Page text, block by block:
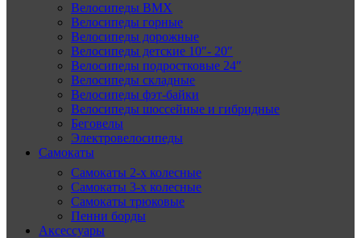
Велосипеды BMX
Велосипеды горные
Велосипеды дорожные
Велосипеды детские 10″- 20″
Велосипеды подростковые 24″
Велосипеды складные
Велосипеды фэт-байки
Велосипеды шоссейные и гибридные
Беговелы
Электровелосипеды
Самокаты
Самокаты 2-х колесные
Самокаты 3-х колесные
Самокаты трюковые
Пенни борды
Аксессуары